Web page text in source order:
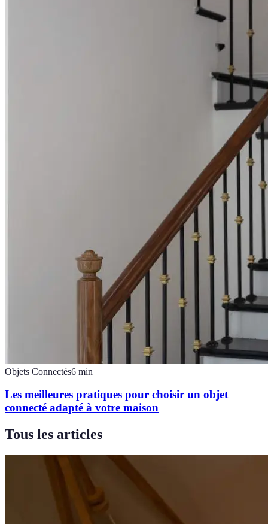
Objets Connectés6 min
Les meilleures pratiques pour choisir un objet
connecté adapté à votre maison
Tous les articles